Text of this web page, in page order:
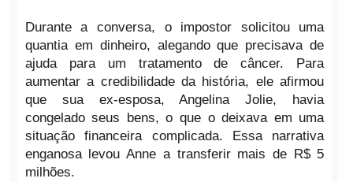
Durante a conversa, o impostor solicitou uma
quantia em dinheiro, alegando que precisava de
ajuda para um tratamento de câncer. Para
aumentar a credibilidade da história, ele afirmou
que sua ex-esposa, Angelina Jolie, havia
congelado seus bens, o que o deixava em uma
situação financeira complicada. Essa narrativa
enganosa levou Anne a transferir mais de R$ 5
milhões.